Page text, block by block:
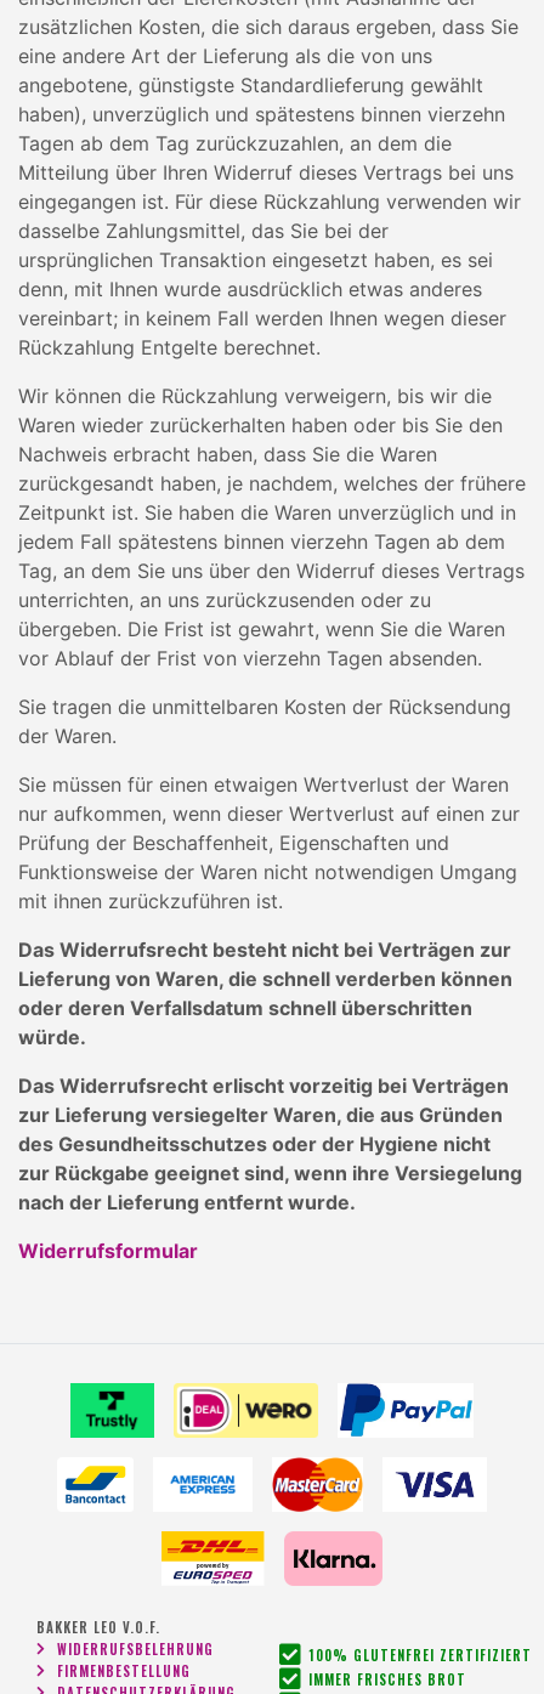
zusätzlichen Kosten, die sich daraus ergeben, dass Sie
eine andere Art der Lieferung als die von uns
angebotene, günstigste Standardlieferung gewählt
haben), unverzüglich und spätestens binnen vierzehn
Tagen ab dem Tag zurückzuzahlen, an dem die
Mitteilung über Ihren Widerruf dieses Vertrags bei uns
eingegangen ist. Für diese Rückzahlung verwenden wir
dasselbe Zahlungsmittel, das Sie bei der
ursprünglichen Transaktion eingesetzt haben, es sei
denn, mit Ihnen wurde ausdrücklich etwas anderes
vereinbart; in keinem Fall werden Ihnen wegen dieser
Rückzahlung Entgelte berechnet.
Wir können die Rückzahlung verweigern, bis wir die
Waren wieder zurückerhalten haben oder bis Sie den
Nachweis erbracht haben, dass Sie die Waren
zurückgesandt haben, je nachdem, welches der frühere
Zeitpunkt ist. Sie haben die Waren unverzüglich und in
jedem Fall spätestens binnen vierzehn Tagen ab dem
Tag, an dem Sie uns über den Widerruf dieses Vertrags
unterrichten, an uns zurückzusenden oder zu
übergeben. Die Frist ist gewahrt, wenn Sie die Waren
vor Ablauf der Frist von vierzehn Tagen absenden.
Sie tragen die unmittelbaren Kosten der Rücksendung
der Waren.
Sie müssen für einen etwaigen Wertverlust der Waren
nur aufkommen, wenn dieser Wertverlust auf einen zur
Prüfung der Beschaffenheit, Eigenschaften und
Funktionsweise der Waren nicht notwendigen Umgang
mit ihnen zurückzuführen ist.
Das Widerrufsrecht besteht nicht bei Verträgen zur
Lieferung von Waren, die schnell verderben können
oder deren Verfallsdatum schnell überschritten
würde.
Das Widerrufsrecht erlischt vorzeitig bei Verträgen
zur Lieferung versiegelter Waren, die aus Gründen
des Gesundheitsschutzes oder der Hygiene nicht
zur Rückgabe geeignet sind, wenn ihre Versiegelung
nach der Lieferung entfernt wurde.
Widerrufsformular
BAKKER LEO V.O.F.
WIDERRUFSBELEHRUNG
FIRMENBESTELLUNG
100% GLUTENFREI ZERTIFIZIERT
IMMER FRISCHES BROT